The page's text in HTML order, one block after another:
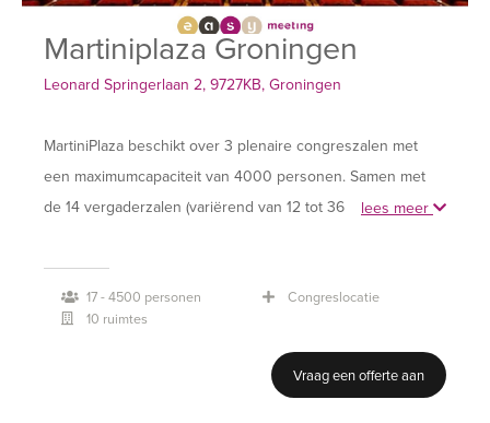
Martiniplaza Groningen
Leonard Springerlaan 2, 9727KB, Groningen
MartiniPlaza beschikt over 3 plenaire congreszalen met
een maximumcapaciteit van 4000 personen. Samen met
de 14 vergaderzalen (variërend van 12 tot 360 personen)
congres gegarandeerd.
lees meer
17 - 4500 personen
10 ruimtes
Congreslocatie
Vraag een offerte aan